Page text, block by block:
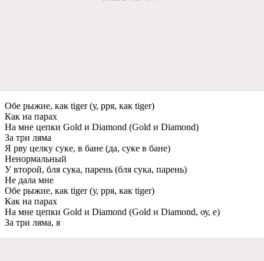
Обе рыжие, как tiger (у, рря, как tiger)
Как на парах
На мне цепки Gold и Diamond (Gold и Diamond)
За три ляма
Я рву целку суке, в бане (да, суке в бане)
Ненормальный
У второй, бля сука, парень (бля сука, парень)
Не дала мне
Обе рыжие, как tiger (у, рря, как tiger)
Как на парах
На мне цепки Gold и Diamond (Gold и Diamond, оу, е)
За три ляма, я